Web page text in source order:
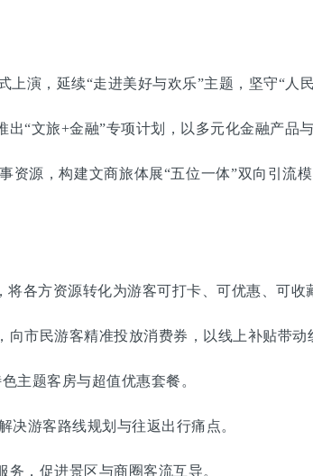
，延续“走进美好与欢乐”主题，坚守“人民
文旅+金融”专项计划，以多元化金融产品与
源，构建文商旅体展“五位一体”双向引流
方资源转化为游客可打卡、可优惠、可收
民游客精准投放消费券，以线上补贴带动
题客房与超值优惠套餐。
游客路线规划与往返出行痛点。
，促进景区与商圈客流互导。